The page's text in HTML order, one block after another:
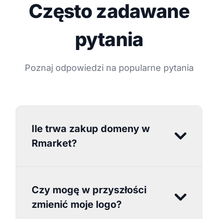
Często zadawane
pytania
Poznaj odpowiedzi na popularne pytania
Ile trwa zakup domeny w
Rmarket?
Czy mogę w przyszłości
zmienić moje logo?